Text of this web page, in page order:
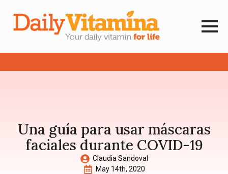
Una guía para usar máscaras
faciales durante COVID-19
Claudia Sandoval
May 14th, 2020